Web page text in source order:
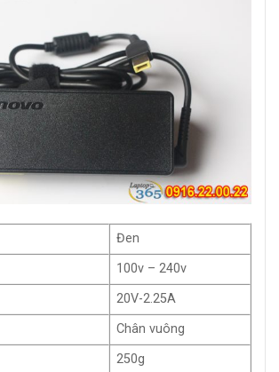
Đen
100v – 240v
20V-2.25A
Chân vuông
250g